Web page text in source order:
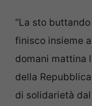
“La sto
finisco insieme
domani mattina
della
di solidarietà